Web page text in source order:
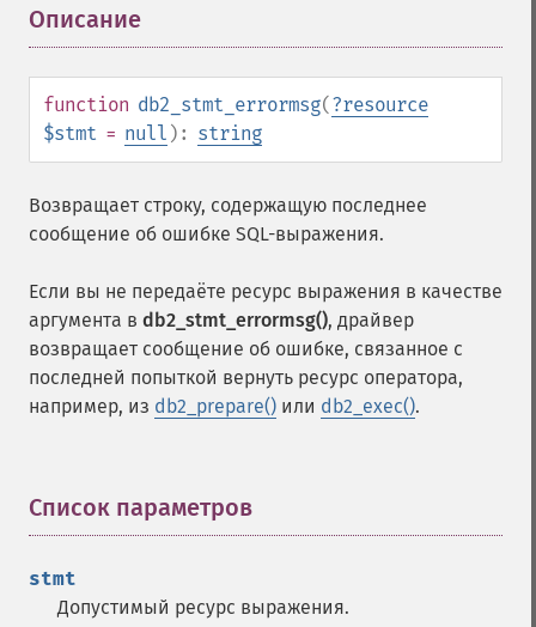
Описание
function db2_stmt_errormsg(?resource
$stmt = null ): string
Возвращает строку, содержащую последнее
сообщение об ошибке SQL-выражения.
Если вы не передаёте ресурс выражения в качестве
аргумента в db2_stmt_errormsg(), драйвер
возвращает сообщение об ошибке, связанное с
последней попыткой вернуть ресурс оператора,
например, из db2_prepare() или db2_exec().
Список параметров
stmt
Допустимый ресурс выражения.